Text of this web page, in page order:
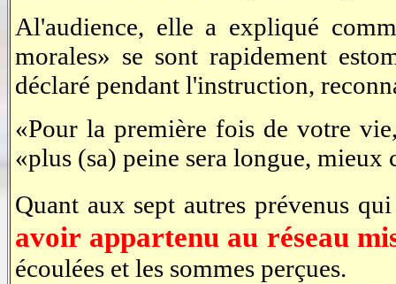
Al'audience, elle a expliqué
morales» se sont rapidement
déclaré pendant l'instruction,
«Pour la première fois de votre
«plus (sa) peine sera longue, mieux
Quant aux sept autres prévenus
avoir appartenu au réseau
écoulées et les sommes perçues.